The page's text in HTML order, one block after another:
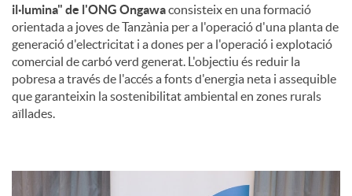
il·lumina" de l'ONG Ongawaconsisteix en una formació
orientada a joves de Tanzània per a l'operació d'una planta de
generació d'electricitat i a dones per a l'operació i explotació
comercial de carbó verd generat. L'objectiu és reduir la
pobresa a través de l'accés a fonts d'energia neta i assequible
que garanteixin la sostenibilitat ambiental en zones rurals
aïllades.